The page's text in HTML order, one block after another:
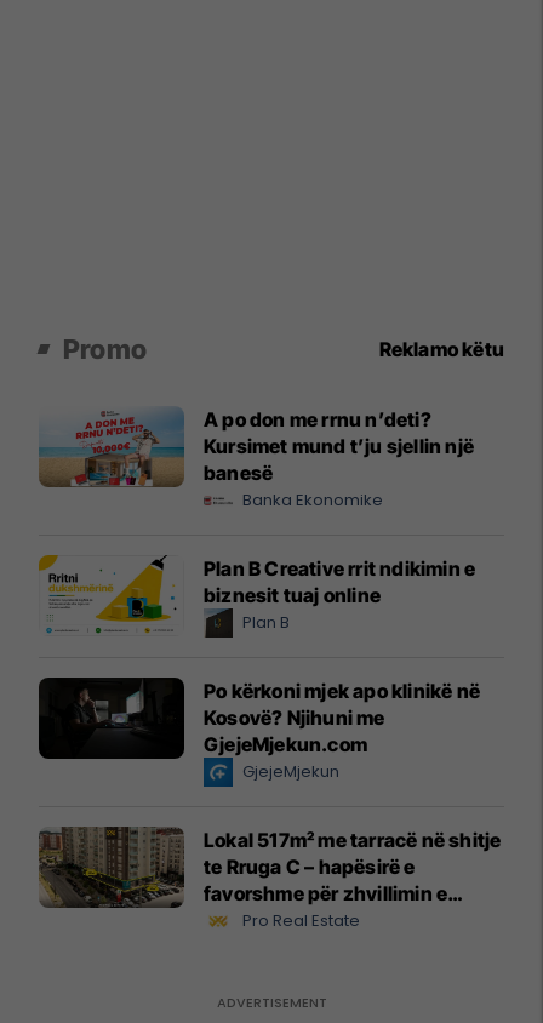
Promo Reklamo këtu
A po don me rrnu n’deti?
Kursimet mund t’ju sjellin një
banesë
Banka Ekonomike
Plan B Creative rrit ndikimin e
biznesit tuaj online
Plan B
Po kërkoni mjek apo klinikë në
Kosovë? Njihuni me
GjejeMjekun.com
GjejeMjekun
Lokal 517m² me tarracë në shitje
te Rruga C – hapësirë e
favorshme për zhvillimin e
biznesit #15796
Pro Real Estate